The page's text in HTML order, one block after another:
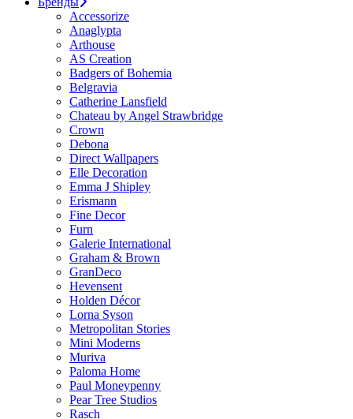
Accessorize
Anaglypta
Arthouse
AS Creation
Badgers of Bohemia
Belgravia
Catherine Lansfield
Chateau by Angel Strawbridge
Crown
Debona
Direct Wallpapers
Elle Decoration
Emma J Shipley
Erismann
Fine Decor
Furn
Galerie International
Graham & Brown
GranDeco
Hevensent
Holden Décor
Lorna Syson
Metropolitan Stories
Mini Moderns
Muriva
Paloma Home
Paul Moneypenny
Pear Tree Studios
Rasch